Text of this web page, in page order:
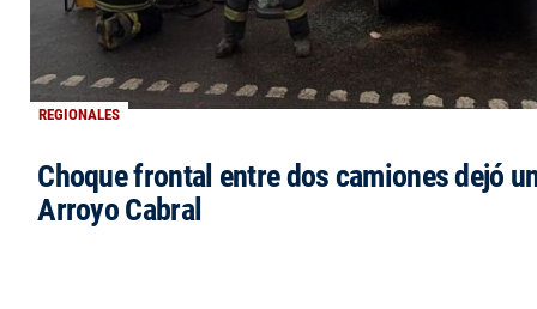
REGIONALES
Choque frontal entre dos camiones dejó
Arroyo Cabral